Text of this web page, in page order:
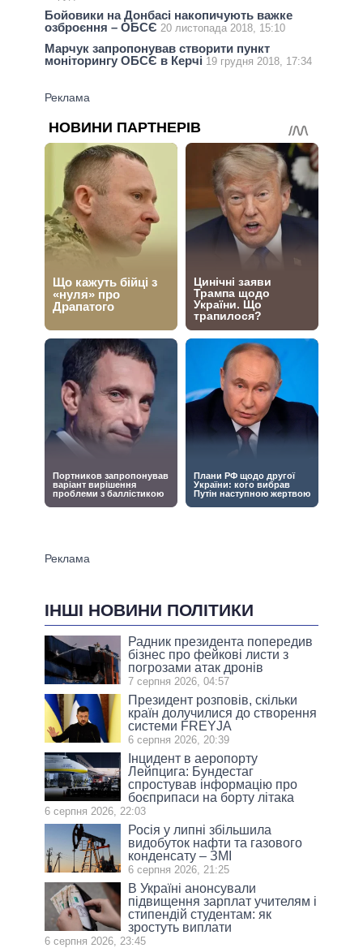
Бойовики на Донбасі накопичують важке
озброєння – ОБСЄ 20 листопада 2018, 15:10
Марчук запропонував створити пункт
моніторингу ОБСЄ в Керчі 19 грудня 2018, 17:34
ІНШІ НОВИНИ ПОЛІТИКИ
Радник президента попередив
бізнес про фейкові листи з
погрозами атак дронів
7 серпня 2026, 04:57
Президент розповів, скільки
країн долучилися до створення
системи FREYJA
6 серпня 2026, 20:39
Інцидент в аеропорту
Лейпцига: Бундестаг
спростував інформацію про
боєприпаси на борту літака
6 серпня 2026, 22:03
Росія у липні збільшила
видобуток нафти та газового
конденсату – ЗМІ
6 серпня 2026, 21:25
В Україні анонсували
підвищення зарплат учителям і
стипендій студентам: як
зростуть виплати
6 серпня 2026, 23:45